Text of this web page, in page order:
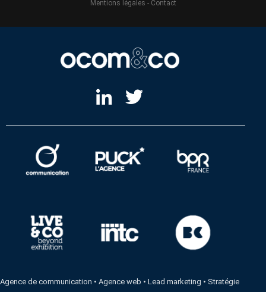
Mentions légales - Contact
Agence de communication •Agence web •Lead marketing • Stratégie